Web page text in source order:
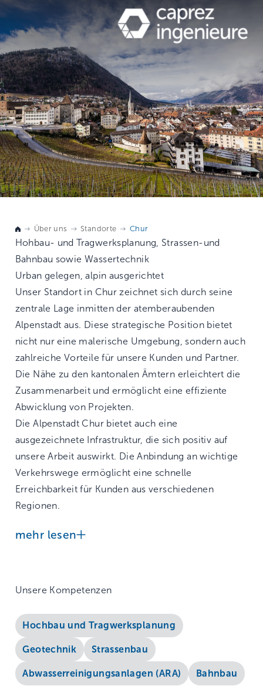
Über uns Standorte Chur
Hohbau- und Tragwerksplanung, Strassen-und
Bahnbau sowie Wassertechnik
Urban gelegen, alpin ausgerichtet
Unser Standort in Chur zeichnet sich durch seine
zentrale Lage inmitten der atemberaubenden
Alpenstadt aus. Diese strategische Position bietet
nicht nur eine malerische Umgebung, sondern auch
zahlreiche Vorteile für unsere Kunden und Partner.
Die Nähe zu den kantonalen Ämtern erleichtert die
Zusammenarbeit und ermöglicht eine effiziente
Abwicklung von Projekten.
Die Alpenstadt Chur bietet auch eine
ausgezeichnete Infrastruktur, die sich positiv auf
unsere Arbeit auswirkt. Die Anbindung an wichtige
Verkehrswege ermöglicht eine schnelle
Erreichbarkeit für Kunden aus verschiedenen
Regionen.
mehr lesen
Unsere Kompetenzen
Hochbau und Tragwerksplanung
Geotechnik Strassenbau
Abwasserreinigungsanlagen (ARA) Bahnbau